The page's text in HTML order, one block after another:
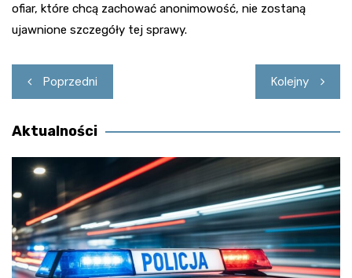
ofiar, które chcą zachować anonimowość, nie zostaną
ujawnione szczegóły tej sprawy.
Nawigacja
wpisu
Poprzedni Kolejny
Aktualności